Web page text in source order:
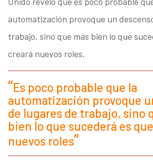
automatización provoque un
trabajo, sino que más bien lo que
creará nuevos roles.
Es poco probable que la
automatización provoque
de lugares de trabajo, sino
bien lo que sucederá es
nuevos roles